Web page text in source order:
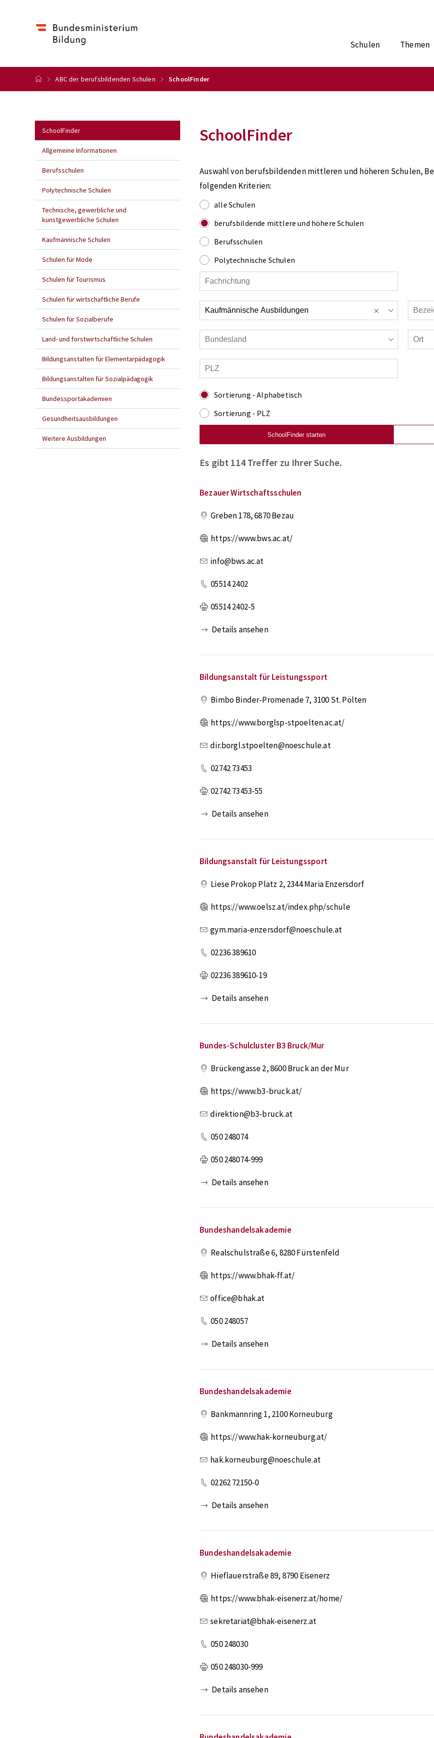
Schulen Themen
ABC der berufsbildenden Schulen SchoolFinder
SchoolFinder
Allgemeine Informationen
Berufsschulen
Polytechnische Schulen
Technische, gewerbliche und
kunstgewerbliche Schulen
Kaufmännische Schulen
Schulen für Mode
Schulen für Tourismus
Schulen für wirtschaftliche Berufe
Schulen für Sozialberufe
Land- und forstwirtschaftliche Schulen
Bildungsanstalten für Elementarpädagogik
Bildungsanstalten für Sozialpädagogik
Bundessportakademien
Gesundheitsausbildungen
Weitere Ausbildungen
SchoolFinder
Auswahl von berufsbildenden mittleren und höheren Schulen,
folgenden Kriterien:
alle Schulen
berufsbildende mittlere und höhere Schulen
Berufsschulen
Polytechnische Schulen
Sortierung - Alphabetisch
Sortierung - PLZ
SchoolFinder starten
Es gibt 114Treffer zu Ihrer Suche.
Bezauer Wirtschaftsschulen
Greben 178,6870Bezau
https://www.bws.ac.at/
info@bws.ac.at
05514 2402
05514 2402-5
Details ansehen
Bildungsanstalt für Leistungssport
Bimbo Binder-Promenade 7, 3100 St. Pölten
https://www.borglsp-stpoelten.ac.at/
dir.borgl.stpoelten@noeschule.at
02742 73453
02742 73453-55
Details ansehen
Bildungsanstalt für Leistungssport
Liese Prokop Platz 2, 2344Maria Enzersdorf
https://www.oelsz.at/index.php/schule
gym.maria-enzersdorf@noeschule.at
02236 389610
02236 389610-19
Details ansehen
Bundes-Schulcluster B3 Bruck/Mur
Brückengasse 2,8600Bruck an der Mur
https://www.b3-bruck.at/
direktion@b3-bruck.at
050 248074
050 248074-999
Details ansehen
Bundeshandelsakademie
Realschulstraße 6, 8280Fürstenfeld
https://www.bhak-ff.at/
office@bhak.at
050 248057
Details ansehen
Bundeshandelsakademie
Bankmannring 1, 2100Korneuburg
https://www.hak-korneuburg.at/
hak.korneuburg@noeschule.at
02262 72150-0
Details ansehen
Bundeshandelsakademie
Hieflauerstraße 89, 8790 Eisenerz
https://www.bhak-eisenerz.at/home/
sekretariat@bhak-eisenerz.at
050 248030
050 248030-999
Details ansehen